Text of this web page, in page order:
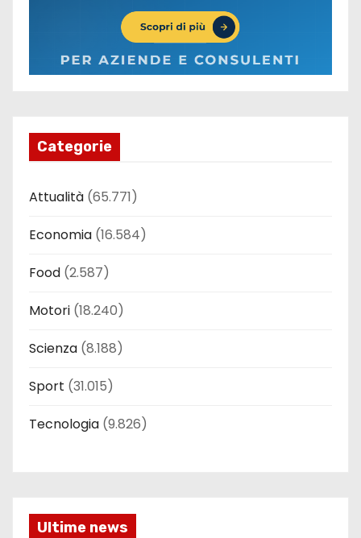
Categorie
Attualità (65.771)
Economia (16.584)
Food (2.587)
Motori (18.240)
Scienza (8.188)
Sport (31.015)
Tecnologia (9.826)
Ultime news